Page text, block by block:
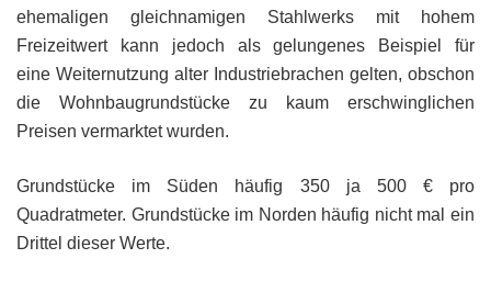
ehemaligen gleichnamigen Stahlwerks mit hohem
Freizeitwert kann jedoch als gelungenes Beispiel für
eine Weiternutzung alter Industriebrachen gelten, obschon
die Wohnbaugrundstücke zu kaum erschwinglichen
Preisen vermarktet wurden.
Grundstücke im Süden häufig 350 ja 500 € pro
Quadratmeter. Grundstücke im Norden häufig nicht mal ein
Drittel dieser Werte.